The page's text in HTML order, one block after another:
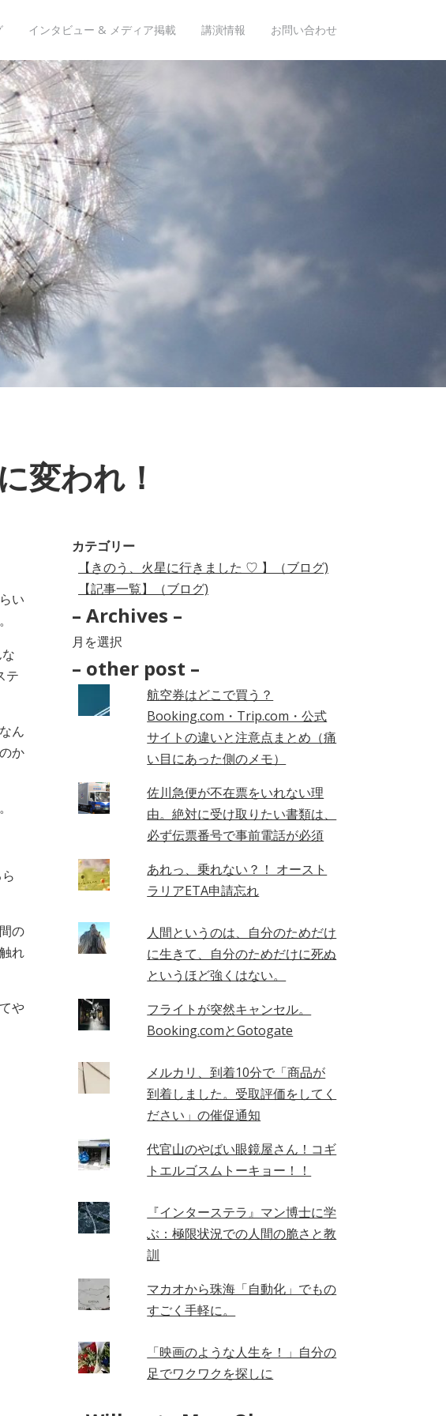
インタビュー & メディア掲載 講演情報 お問い合わせ
変われ！
い
テ
ん
か
の
れ
や
カテゴリー
【きのう、火星に行きました ♡ 】（ブログ)
【記事一覧】（ブログ)
– Archives –
–
Archives
– other post –
航空券はどこで買う？
Booking.com・Trip.com・公式
サイトの違いと注意点まとめ（痛
い目にあった側のメモ）
佐川急便が不在票をいれない理
由。絶対に受け取りたい書類は、
必ず伝票番号で事前電話が必須
あれっ、乗れない？！ オースト
ラリアETA申請忘れ
人間というのは、自分のためだけ
に生きて、自分のためだけに死ぬ
というほど強くはない。
フライトが突然キャンセル。
Booking.comとGotogate
メルカリ、到着10分で「商品が
到着しました。受取評価をしてく
ださい」の催促通知
代官山のやばい眼鏡屋さん！コギ
トエルゴスムトーキョー！！
『インターステラ』マン博士に学
ぶ：極限状況での人間の脆さと教
訓
マカオから珠海「自動化」でもの
すごく手軽に。
「映画のような人生を！」自分の
足でワクワクを探しに